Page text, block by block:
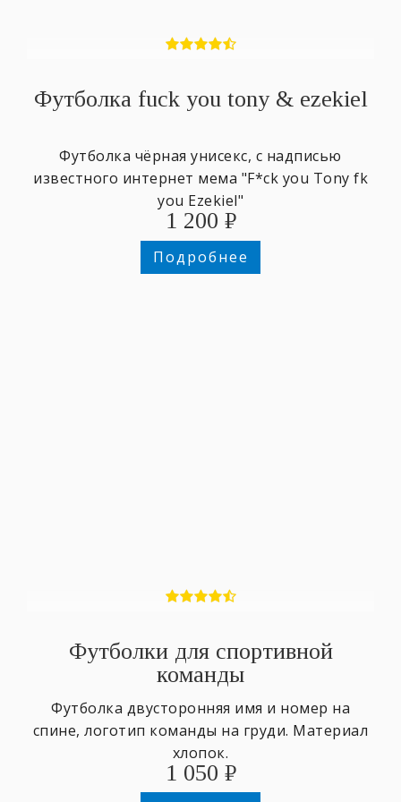
Футболка fuck you tony & ezekiel
Футболка чёрная унисекс, с надписью
известного интернет мема "F*ck you Tony fk
you Ezekiel"
1 200 ₽
Подробнее
Футболки для спортивной
команды
Футболка двусторонняя имя и номер на
спине, логотип команды на груди. Материал
хлопок.
1 050 ₽